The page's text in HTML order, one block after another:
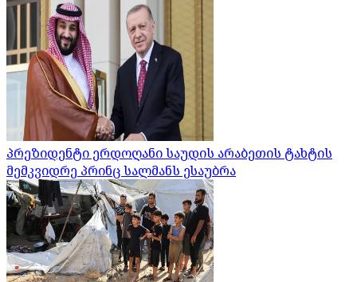
პრეზიდენტი ერდოღანი საუდის არაბეთის ტახტის
მემკვიდრე პრინც სალმანს ესაუბრა